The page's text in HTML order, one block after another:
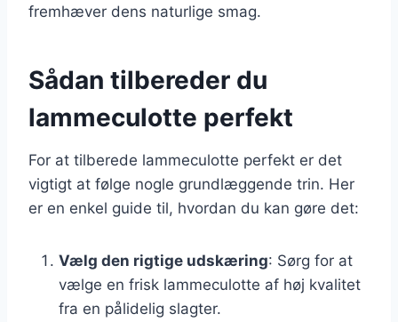
fremhæver dens naturlige smag.
Sådan tilbereder du
lammeculotte perfekt
For at tilberede lammeculotte perfekt er det
vigtigt at følge nogle grundlæggende trin. Her
er en enkel guide til, hvordan du kan gøre det:
Vælg den rigtige udskæring: Sørg for at
vælge en frisk lammeculotte af høj kvalitet
fra en pålidelig slagter.